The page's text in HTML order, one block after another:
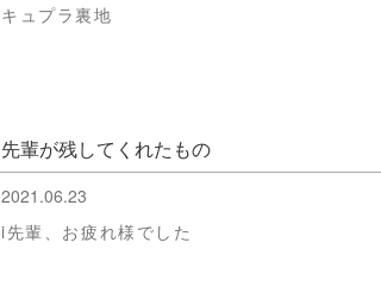
キュプラ裏地
先輩が残してくれたもの
2021.06.23
i先輩、お疲れ様でした